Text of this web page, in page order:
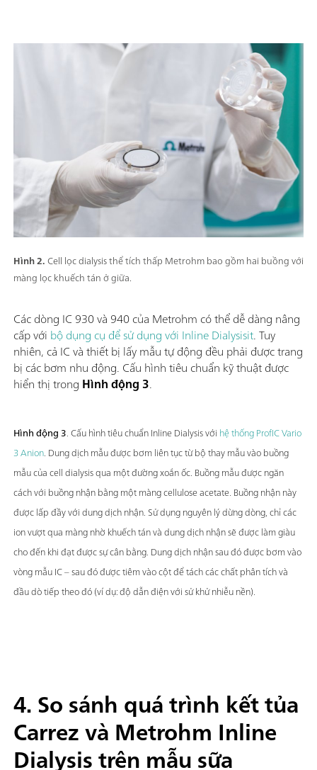
Hình 2.Cell lọc dialysis thể tích thấp Metrohm bao gồm hai buồng với
màng lọc khuếch tán ở giữa.
Các dòng IC 930 và 940 của Metrohm có thể dễ dàng nâng
cấp với bộ dụng cụ để sử dụng với Inline Dialysisit. Tuy
nhiên, cả IC và thiết bị lấy mẫu tự động đều phải được trang
bị các bơm nhu động. Cấu hình tiêu chuẩn kỹ thuật được
hiển thị trong Hình động 3.
Hình động 3. Cấu hình tiêu chuẩn Inline Dialysis với hệ thống ProfIC Vario
3 Anion. Dung dịch mẫu được bơm liên tục từ bộ thay mẫu vào buồng
mẫu của cell dialysis qua một đường xoắn ốc. Buồng mẫu được ngăn
cách với buồng nhận bằng một màng cellulose acetate. Buồng nhận này
được lấp đầy với dung dịch nhận. Sử dụng nguyên lý dừng dòng, chỉ các
ion vượt qua màng nhờ khuếch tán và dung dịch nhận sẽ được làm giàu
cho đến khi đạt được sự cân bằng. Dung dịch nhận sau đó được bơm vào
vòng mẫu IC – sau đó được tiêm vào cột để tách các chất phân tích và
đầu dò tiếp theo đó (ví dụ: độ dẫn điện với sử khử nhiễu nền).
4. So sánh quá trình kết tủa
Carrez và Metrohm Inline
Dialysis trên mẫu sữa